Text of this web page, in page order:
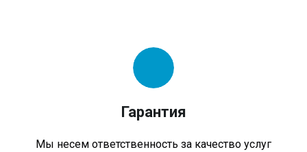
Гарантия
Мы несем ответственность за качество услуг